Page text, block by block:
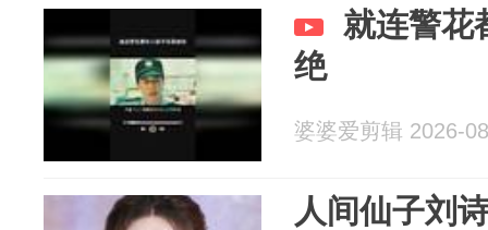
就连警花
绝
婆婆爱剪辑 2026-
人间仙子刘